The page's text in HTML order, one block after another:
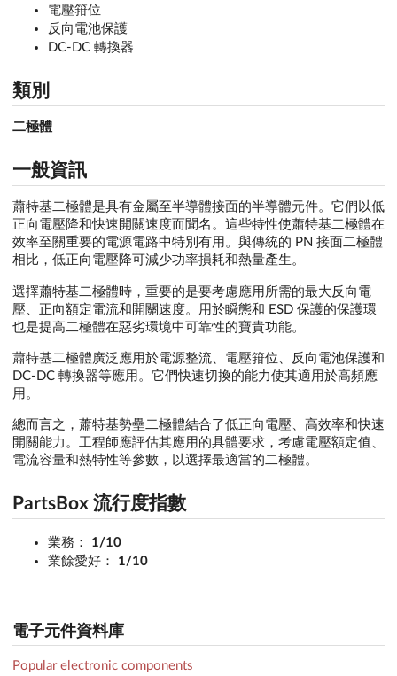
電壓箝位
反向電池保護
DC-DC 轉換器
類別
二極體
一般資訊
蕭特基二極體是具有金屬至半導體接面的半導體元件。它們以低
正向電壓降和快速開關速度而聞名。這些特性使蕭特基二極體在
效率至關重要的電源電路中特別有用。與傳統的 PN 接面二極體
相比，低正向電壓降可減少功率損耗和熱量產生。
選擇蕭特基二極體時，重要的是要考慮應用所需的最大反向電
壓、正向額定電流和開關速度。用於瞬態和 ESD 保護的保護環
也是提高二極體在惡劣環境中可靠性的寶貴功能。
蕭特基二極體廣泛應用於電源整流、電壓箝位、反向電池保護和
DC-DC 轉換器等應用。它們快速切換的能力使其適用於高頻應
用。
總而言之，蕭特基勢壘二極體結合了低正向電壓、高效率和快速
開關能力。工程師應評估其應用的具體要求，考慮電壓額定值、
電流容量和熱特性等參數，以選擇最適當的二極體。
PartsBox 流行度指數
業務：
1/10
業餘愛好：
1/10
電子元件資料庫
Popular electronic components